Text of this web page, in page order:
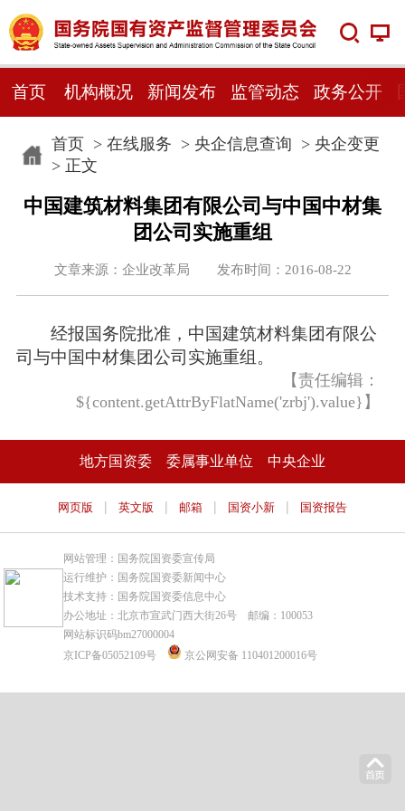
首页 机构概况 新闻发布 监管动态 政务公开
首页> 在线服务 > 央企信息查询 > 央企变更
> 正文
中国建筑材料集团有限公司与中国中材集
团公司实施重组
文章来源：企业改革局 发布时间：2016-08-22
经报国务院批准，中国建筑材料集团有限公
司与中国中材集团公司实施重组。
【责任编辑：
${content.getAttrByFlatName('zrbj').value}】
地方国资委 委属事业单位 中央企业
网页版 | 英文版 | 邮箱 | 国资小新 | 国资报告
网站管理：国务院国资委宣传局
运行维护：国务院国资委新闻中心
技术支持：国务院国资委信息中心
办公地址：北京市宣武门西大街26号 邮编：100053
网站标识码bm27000004
京ICP备05052109号
京公网安备 110401200016号